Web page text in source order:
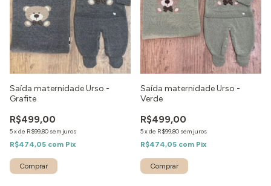
Saída maternidade Urso -
Grafite
R$499,00
5xde R$99,80 sem juros
R$474,05 com Pix
Comprar
Saída maternidade Urso -
Verde
R$499,00
5xde R$99,80 sem juros
R$474,05 com Pix
Comprar